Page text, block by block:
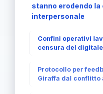
stanno erodendo
interpersonale
Confini operativi
censura del digitale
Protocollo per
Giraffa dal conflitto